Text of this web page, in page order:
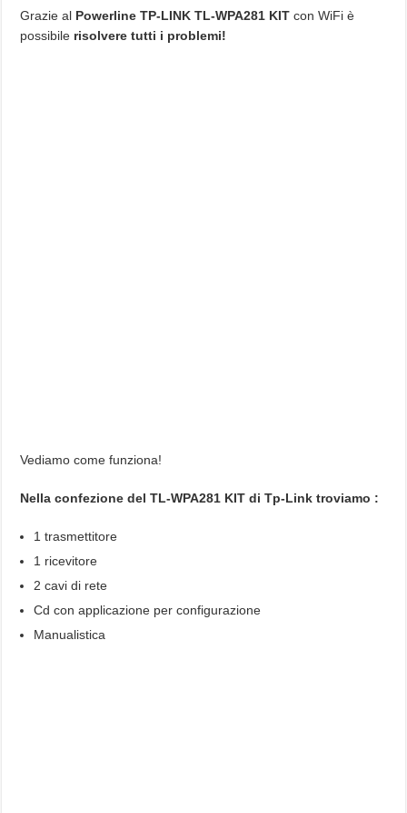
Grazie al Powerline TP-LINK TL-WPA281 KIT con WiFi è
possibile risolvere tutti i problemi!
Vediamo come funziona!
Nella confezione del TL-WPA281 KIT di Tp-Link troviamo :
1 trasmettitore
1 ricevitore
2 cavi di rete
Cd con applicazione per configurazione
Manualistica